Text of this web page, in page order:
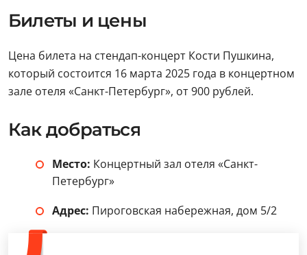
Билеты и цены
Цена билета на стендап-концерт Кости Пушкина,
который состоится 16 марта 2025 года в концертном
зале отеля «Санкт-Петербург», от 900 рублей.
Как добраться
Место: Концертный зал отеля «Санкт-
Петербург»
Адрес: Пироговская набережная, дом 5/2